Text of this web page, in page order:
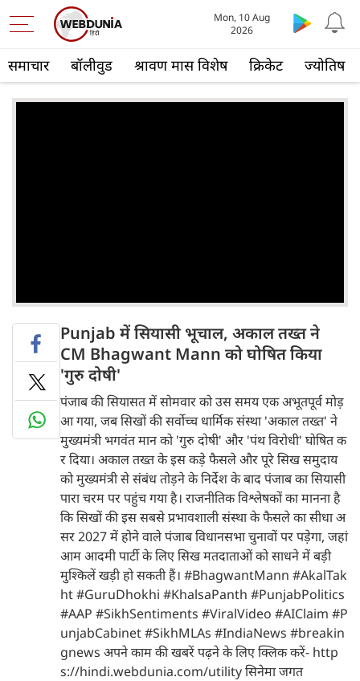
समाचार बॉलीवुड श्रावण मास विशेष क्रिकेट ज्योतिष
Mon, 10 Aug
2026
Punjab में सियासी भूचाल, अकाल तख्त ने
CM Bhagwant Mann को घोषित किया
'गुरु दोषी'
पंजाब की सियासत में सोमवार को उस समय एक अभूतपूर्व मोड़
आ गया, जब सिखों की सर्वोच्च धार्मिक संस्था 'अकाल तख्त' ने
मुख्यमंत्री भगवंत मान को 'गुरु दोषी' और 'पंथ विरोधी' घोषित क
र दिया। अकाल तख्त के इस कड़े फैसले और पूरे सिख समुदाय
को मुख्यमंत्री से संबंध तोड़ने के निर्देश के बाद पंजाब का सियासी
पारा चरम पर पहुंच गया है। राजनीतिक विश्लेषकों का मानना है
कि सिखों की इस सबसे प्रभावशाली संस्था के फैसले का सीधा अ
सर 2027 में होने वाले पंजाब विधानसभा चुनावों पर पड़ेगा, जहां
आम आदमी पार्टी के लिए सिख मतदाताओं को साधने में बड़ी
मुश्किलें खड़ी हो सकती हैं। #BhagwantMann #AkalTak
ht #GuruDhokhi #KhalsaPanth #PunjabPolitics
#AAP #SikhSentiments #ViralVideo #AIClaim #P
unjabCabinet #SikhMLAs #IndiaNews #breakin
gnews अपने काम की खबरें पढ़ने के लिए क्लिक करें- http
s://hindi.webdunia.com/utility सिनेमा जगत